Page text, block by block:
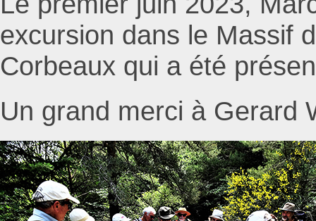
excursion dans le Massif
Corbeaux qui a été
Un grand merci à Gerard